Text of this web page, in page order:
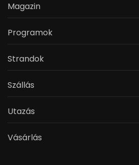
Magazin
Programok
Strandok
Szállás
Utazás
Vásárlás